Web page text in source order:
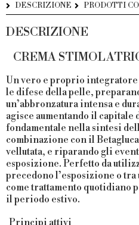
DESCRIZIONE PRODOTTI
DESCRIZIONE
CREMA
Un vero e proprio
le difese della pelle,
un’abbronzatura intensa e
agisce aumentando il
fondamentale nella sintesi
combinazione con il
vellutata, e riparando gli
esposizione. Perfetto da
precedono l’esposizione o tra
come trattamento quotidiano
il periodo estivo.